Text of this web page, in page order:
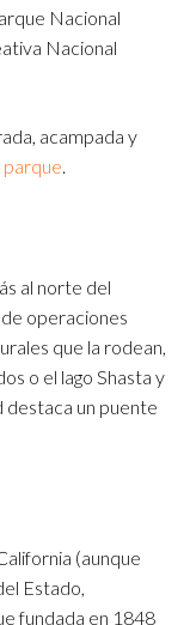
Nacional
Nacional
acampada y
al norte del
operaciones
que la rodean,
o el lago Shasta y
destaca un puente
(aunque
Estado,
fundada en 1848